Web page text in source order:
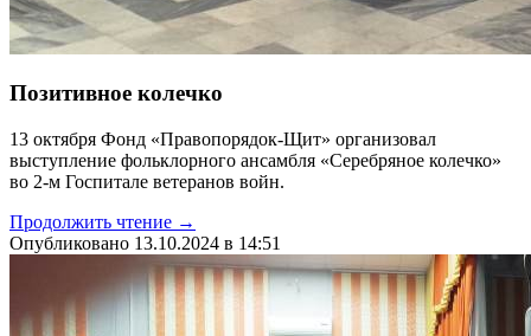
Позитивное колечко
13 октября Фонд «Правопорядок-Щит» организовал
выступление фольклорного ансамбля «Серебряное колечко»
во 2-м Госпитале ветеранов войн.
Продолжить чтение →
Опубликовано 13.10.2024 в 14:51